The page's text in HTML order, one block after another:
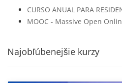
CURSO ANUAL PARA
MOOC - Massive Open
Najobľúbenejšie kurzy